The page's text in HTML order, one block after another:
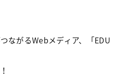
ながるWebメディア、「EDU